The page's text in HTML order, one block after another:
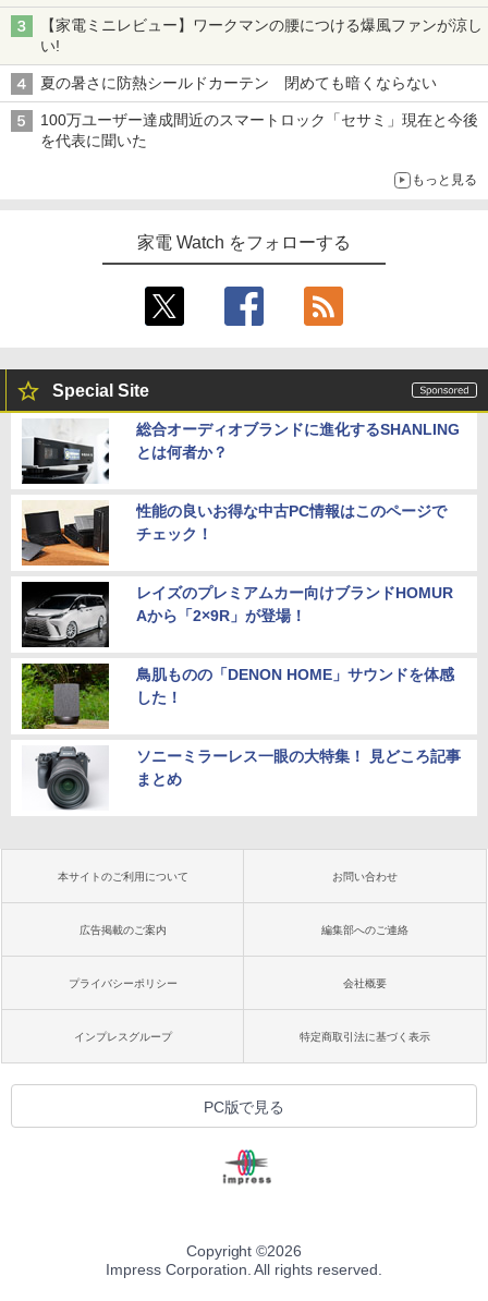
【家電ミニレビュー】ワークマンの腰につける爆風ファンが涼し
い!
夏の暑さに防熱シールドカーテン 閉めても暗くならない
100万ユーザー達成間近のスマートロック「セサミ」現在と今後
を代表に聞いた
もっと見る
家電 Watch をフォローする
Special Site
総合オーディオブランドに進化するSHANLING
とは何者か？
性能の良いお得な中古PC情報はこのページで
チェック！
レイズのプレミアムカー向けブランドHOMUR
Aから「2×9R」が登場！
鳥肌ものの「DENON HOME」サウンドを体感
した！
ソニーミラーレス一眼の大特集！ 見どころ記事
まとめ
本サイトのご利用について お問い合わせ
広告掲載のご案内 編集部へのご連絡
プライバシーポリシー 会社概要
インプレスグループ 特定商取引法に基づく表示
PC版で見る
Copyright ©2026
Impress Corporation. All rights reserved.